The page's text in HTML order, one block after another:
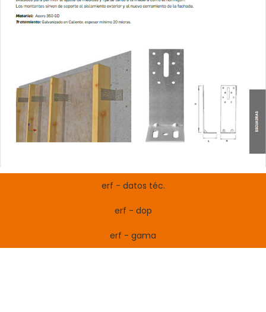
erf - datos téc.
erf - dop
erf - gama